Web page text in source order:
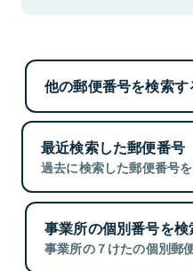
他の郵便番号を検索す
最近検索した郵便番号
過去に検索した郵便番号
事業所の個別番号を検
事業所の７けたの個別郵